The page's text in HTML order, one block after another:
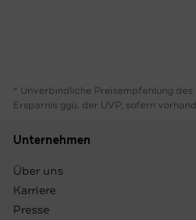
* Unverbindliche Preisempfehlung
Ersparnis ggü. der UVP, sofern
Unternehmen
Über uns
Karriere
Presse